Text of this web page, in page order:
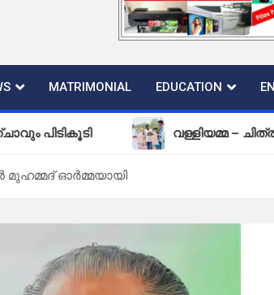
MATRIMONIAL EDUCATION
വള്ളിയമ്മ – ചിത്രീകരണം
ഓർമ്മയായി